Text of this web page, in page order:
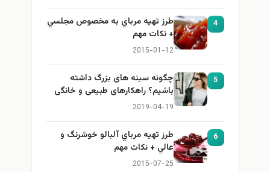
4
طرز تهيه مرباي به مخصوص مجلسي
+ نكات مهم
2015-01-12
5
چگونه سینه های بزرگ داشته
باشیم؟ راهکارهای طبیعی و خانگی
برای بزرگ کردن سینه
2019-04-19
6
طرز تهيه مرباي آلبالو خوشرنگ و
عالي + نكات مهم
2015-07-25